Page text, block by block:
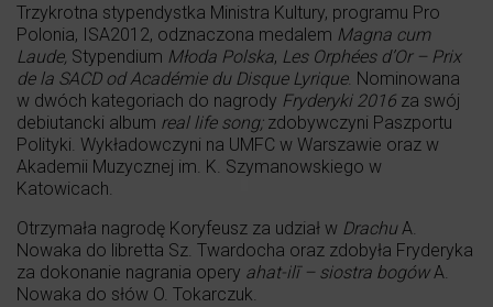
Trzykrotna stypendystka Ministra Kultury, programu Pro
Polonia, ISA2012, odznaczona medalem Magna cum
Laude, Stypendium Młoda Polska, Les Orphées d’Or – Prix
de la SACD od Académie du Disque Lyrique. Nominowana
w dwóch kategoriach do nagrody Fryderyki 2016 za swój
debiutancki album real life song;zdobywczyni Paszportu
Polityki. Wykładowczyni na UMFC w Warszawie oraz w
Akademii Muzycznej im. K. Szymanowskiego w
Katowicach.
Otrzymała nagrodę Koryfeusz za udział w DrachuA.
Nowaka do libretta Sz. Twardocha oraz zdobyła Fryderyka
za dokonanie nagrania opery ahat-ilī – siostra bogówA.
Nowaka do słów O. Tokarczuk.